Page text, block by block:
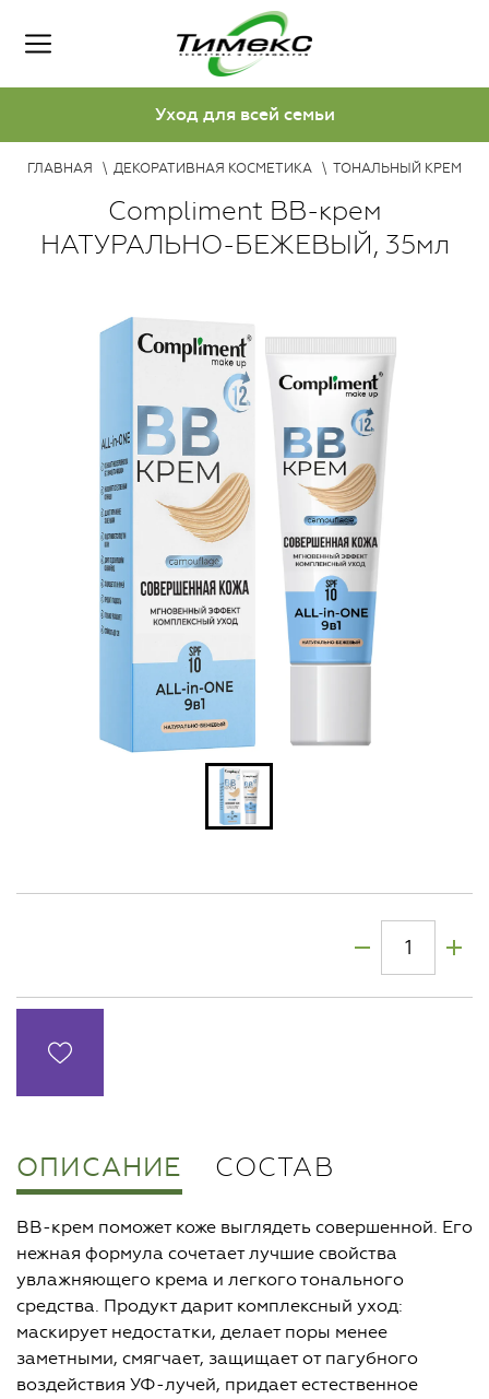
Уход для всей семьи
ГЛАВНАЯ ДЕКОРАТИВНАЯ КОСМЕТИКА ТОНАЛЬНЫЙ КРЕМ
Compliment BB-крем
НАТУРАЛЬНО-БЕЖЕВЫЙ, 35мл
ОПИСАНИЕ СОСТАВ
BB-крем поможет коже выглядеть совершенной. Его
нежная формула сочетает лучшие свойства
увлажняющего крема и легкого тонального
средства. Продукт дарит комплексный уход:
маскирует недостатки, делает поры менее
заметными, смягчает, защищает от пагубного
воздействия УФ-лучей, придает естественное